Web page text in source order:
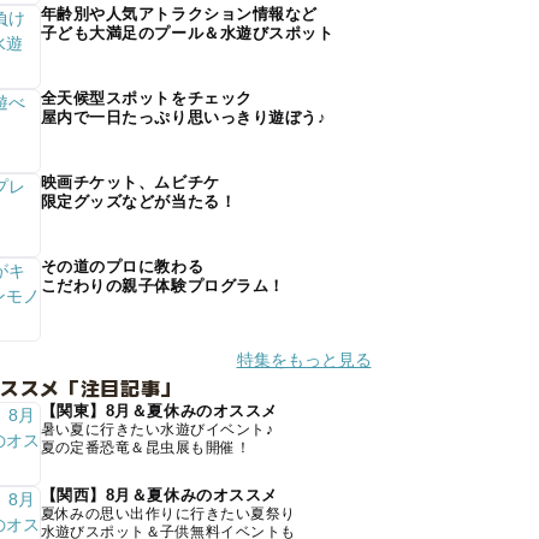
年齢別や人気アトラクション情報など
子ども大満足のプール＆水遊びスポット
全天候型スポットをチェック
屋内で一日たっぷり思いっきり遊ぼう♪
映画チケット、ムビチケ
限定グッズなどが当たる！
その道のプロに教わる
こだわりの親子体験プログラム！
特集をもっと見る
スメ「注目記事」
【関東】8月＆夏休みのオススメ
暑い夏に行きたい水遊びイベント♪
夏の定番恐竜＆昆虫展も開催！
【関西】8月＆夏休みのオススメ
夏休みの思い出作りに行きたい夏祭り
水遊びスポット＆子供無料イベントも